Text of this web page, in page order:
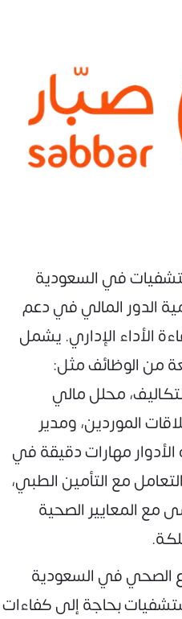
في السعودية
الدور المالي في دعم
الأداء الإداري. يشمل
من الوظائف مثل:
محلل مالي
الموردين، ومدير
الأدوار مهارات دقيقة في
التعامل مع التأمين الطبي،
مع المعايير الصحية
الصحي في السعودية
باتت المستشفيات بحاجة إلى كفاءات